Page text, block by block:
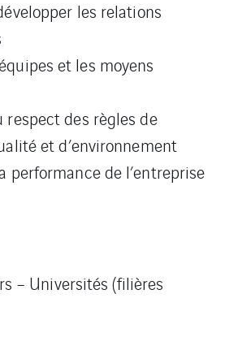
les relations
et les moyens
respect des règles de
et d’environnement
performance de l’entreprise
– Universités (filières